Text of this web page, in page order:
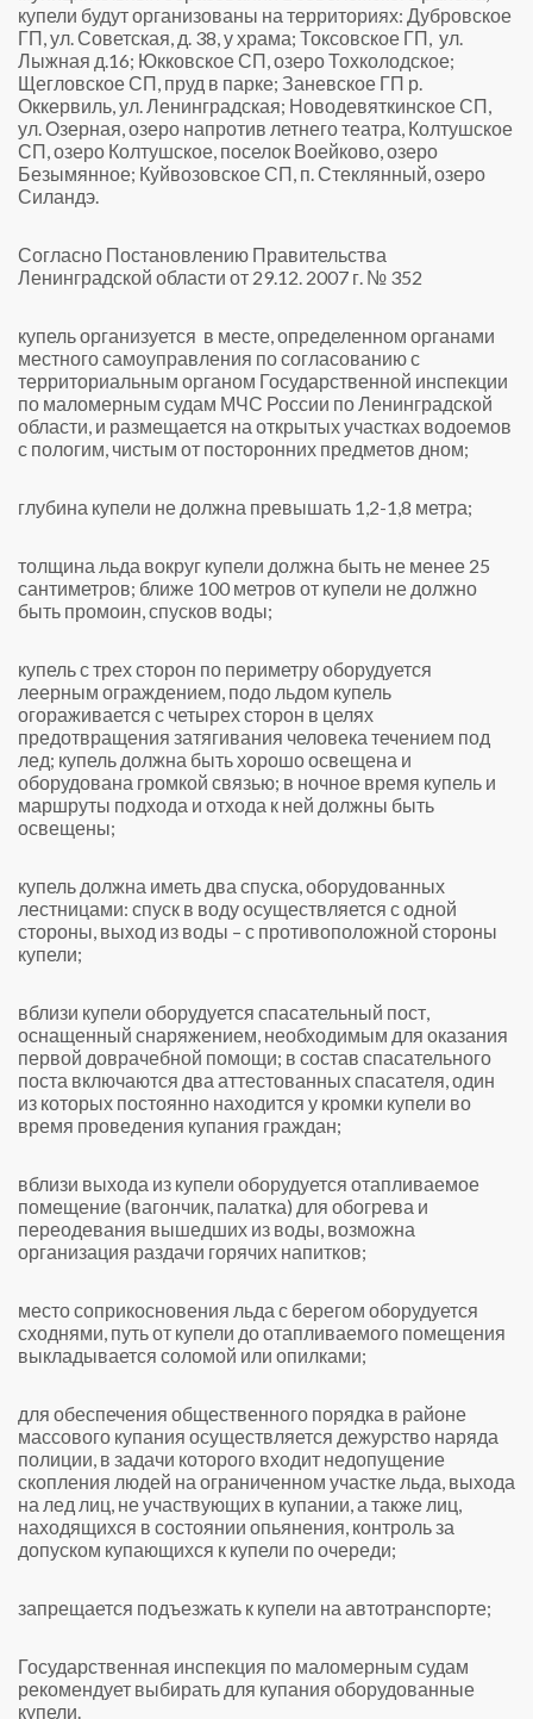
купели будут организованы на территориях: Дубровское
ГП, ул. Советская, д. 38, у храма; Токсовское ГП, ул.
Лыжная д.16; Юкковское СП, озеро Тохколодское;
Щегловское СП, пруд в парке; Заневское ГП р.
Оккервиль, ул. Ленинградская; Новодевяткинское СП,
ул. Озерная, озеро напротив летнего театра, Колтушское
СП, озеро Колтушское, поселок Воейково, озеро
Безымянное; Куйвозовское СП, п. Стеклянный, озеро
Силандэ.
Согласно Постановлению Правительства
Ленинградской области от 29.12. 2007 г. № 352
купель организуется в месте, определенном органами
местного самоуправления по согласованию с
территориальным органом Государственной инспекции
по маломерным судам МЧС России по Ленинградской
области, и размещается на открытых участках водоемов
с пологим, чистым от посторонних предметов дном;
глубина купели не должна превышать 1,2-1,8 метра;
толщина льда вокруг купели должна быть не менее 25
сантиметров; ближе 100 метров от купели не должно
быть промоин, спусков воды;
купель с трех сторон по периметру оборудуется
леерным ограждением, подо льдом купель
огораживается с четырех сторон в целях
предотвращения затягивания человека течением под
лед; купель должна быть хорошо освещена и
оборудована громкой связью; в ночное время купель и
маршруты подхода и отхода к ней должны быть
освещены;
купель должна иметь два спуска, оборудованных
лестницами: спуск в воду осуществляется с одной
стороны, выход из воды – с противоположной стороны
купели;
вблизи купели оборудуется спасательный пост,
оснащенный снаряжением, необходимым для оказания
первой доврачебной помощи; в состав спасательного
поста включаются два аттестованных спасателя, один
из которых постоянно находится у кромки купели во
время проведения купания граждан;
вблизи выхода из купели оборудуется отапливаемое
помещение (вагончик, палатка) для обогрева и
переодевания вышедших из воды, возможна
организация раздачи горячих напитков;
место соприкосновения льда с берегом оборудуется
сходнями, путь от купели до отапливаемого помещения
выкладывается соломой или опилками;
для обеспечения общественного порядка в районе
массового купания осуществляется дежурство наряда
полиции, в задачи которого входит недопущение
скопления людей на ограниченном участке льда, выхода
на лед лиц, не участвующих в купании, а также лиц,
находящихся в состоянии опьянения, контроль за
допуском купающихся к купели по очереди;
запрещается подъезжать к купели на автотранспорте;
Государственная инспекция по маломерным судам
рекомендует выбирать для купания оборудованные
купели.